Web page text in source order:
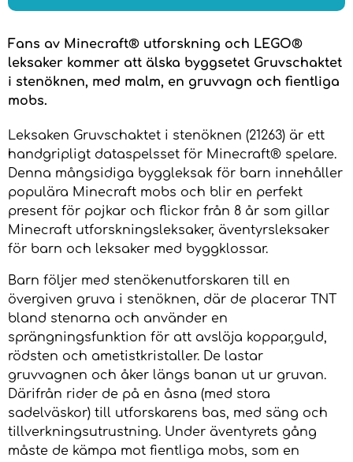
Fans av Minecraft® utforskning och LEGO®
leksaker kommer att älska byggsetet Gruvschaktet
i stenöknen, med malm, en gruvvagn och fientliga
mobs.
Leksaken Gruvschaktet i stenöknen (21263) är ett
handgripligt dataspelsset för Minecraft® spelare.
Denna mångsidiga byggleksak för barn innehåller
populära Minecraft mobs och blir en perfekt
present för pojkar och flickor från 8 år som gillar
Minecraft utforskningsleksaker, äventyrsleksaker
för barn och leksaker med byggklossar.
Barn följer med stenökenutforskaren till en
övergiven gruva i stenöknen, där de placerar TNT
bland stenarna och använder en
sprängningsfunktion för att avslöja koppar,guld,
rödsten och ametistkristaller. De lastar
gruvvagnen och åker längs banan ut ur gruvan.
Därifrån rider de på en åsna (med stora
sadelväskor) till utforskarens bas, med säng och
tillverkningsutrustning. Under äventyrets gång
måste de kämpa mot fientliga mobs, som en